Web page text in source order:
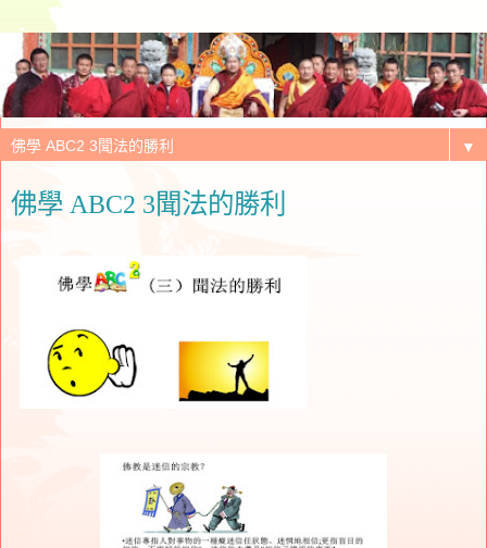
▼
佛學 ABC2 3聞法的勝利